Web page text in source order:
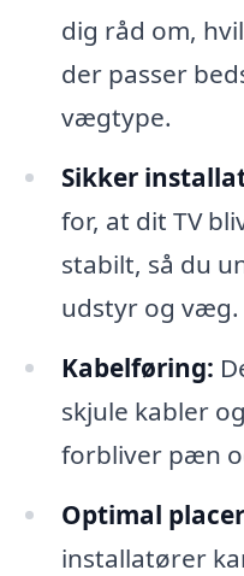
dig råd om,
der passer
vægtype.
Sikker
for, at dit TV
stabilt, så du
udstyr og væg.
Kabelføring:
skjule kabler
forbliver pæn
Optimal
installatører